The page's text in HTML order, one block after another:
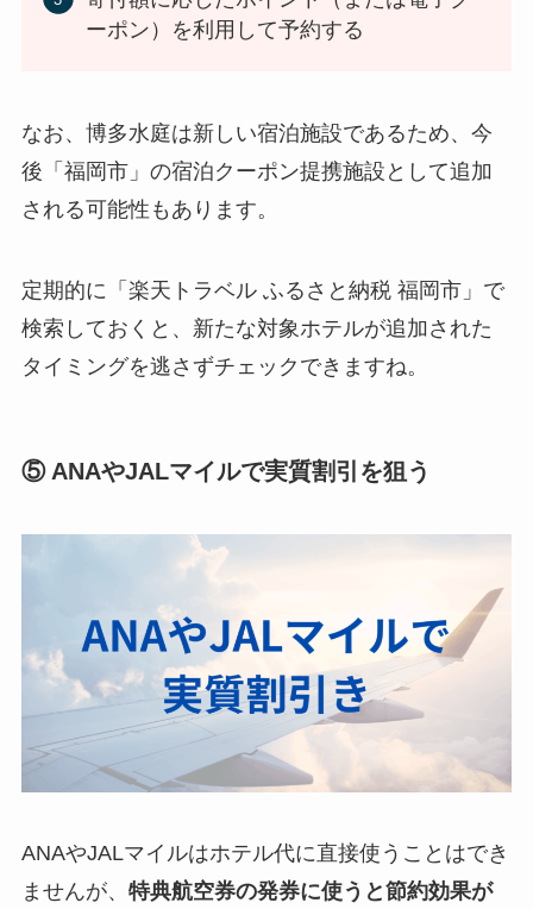
ーポン）を利用して予約する
なお、博多水庭は新しい宿泊施設であるため、今
後「福岡市」の宿泊クーポン提携施設として追加
される可能性もあります。
定期的に「楽天トラベル ふるさと納税 福岡市」で
検索しておくと、新たな対象ホテルが追加された
タイミングを逃さずチェックできますね。
⑤ ANAやJALマイルで実質割引を狙う
ANAやJALマイルはホテル代に直接使うことはでき
ませんが、 特典航空券の発券に使うと節約効果が